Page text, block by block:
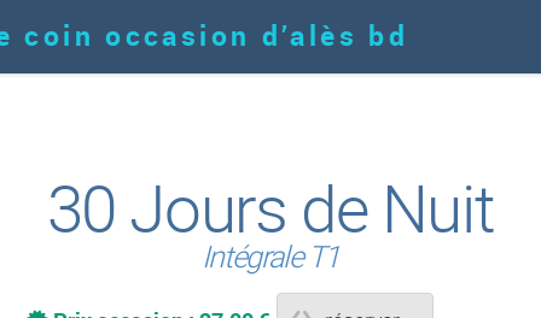
coin occasion d’alès bd
30 Jours de Nuit
Intégrale T1